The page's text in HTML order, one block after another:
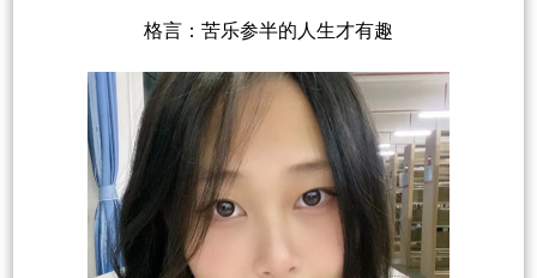
格言：苦乐参半的人生才有趣